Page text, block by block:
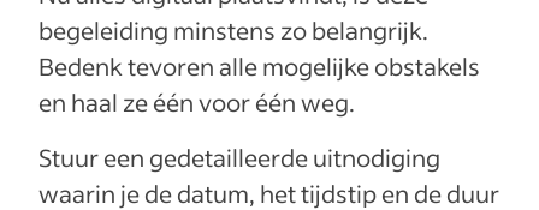
begeleiding minstens zo belangrijk.
Bedenk tevoren alle mogelijke obstakels
en haal ze één voor één weg.
Stuur een gedetailleerde uitnodiging
waarin je de datum, het tijdstip en de duur